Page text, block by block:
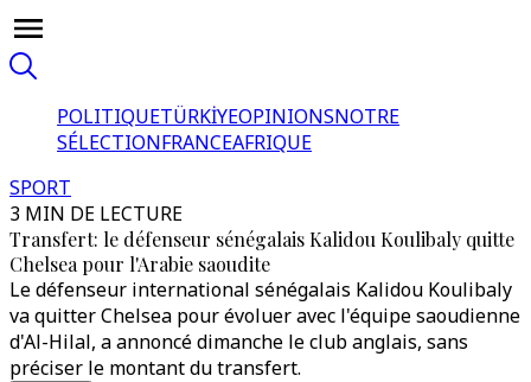
POLITIQUETÜRKİYEOPINIONSNOTRE
SÉLECTIONFRANCEAFRIQUE
SPORT
3 MIN DE LECTURE
Transfert: le défenseur sénégalais Kalidou Koulibaly quitte
Chelsea pour l'Arabie saoudite
Le défenseur international sénégalais Kalidou Koulibaly
va quitter Chelsea pour évoluer avec l'équipe saoudienne
d'Al-Hilal, a annoncé dimanche le club anglais, sans
préciser le montant du transfert.